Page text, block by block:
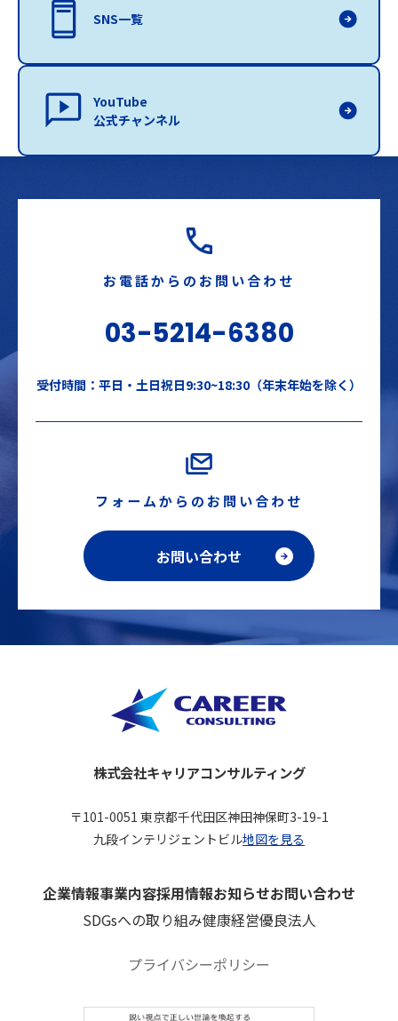
SNS一覧
YouTube
公式チャンネル
お電話からのお問い合わせ
03-5214-6380
受付時間：平日・土日祝日9:30~18:30（年末年始を除く）
フォームからのお問い合わせ
お問い合わせ
株式会社キャリアコンサルティング
〒101-0051 東京都千代田区神田神保町3-19-1
九段インテリジェントビル地図を見る
企業情報事業内容採用情報お知らせお問い合わせ
SDGsへの取り組み健康経営優良法人
プライバシーポリシー